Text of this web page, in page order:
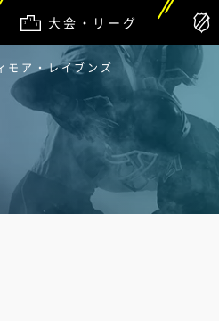
大会・リーグ
モア・レイブンズ